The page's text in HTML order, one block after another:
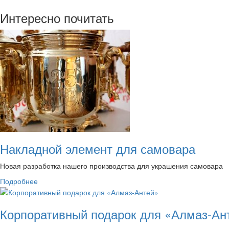
Интересно почитать
Накладной элемент для самовара
Новая разработка нашего производства для украшения самовара
Подробнее
Корпоративный подарок для «Алмаз-